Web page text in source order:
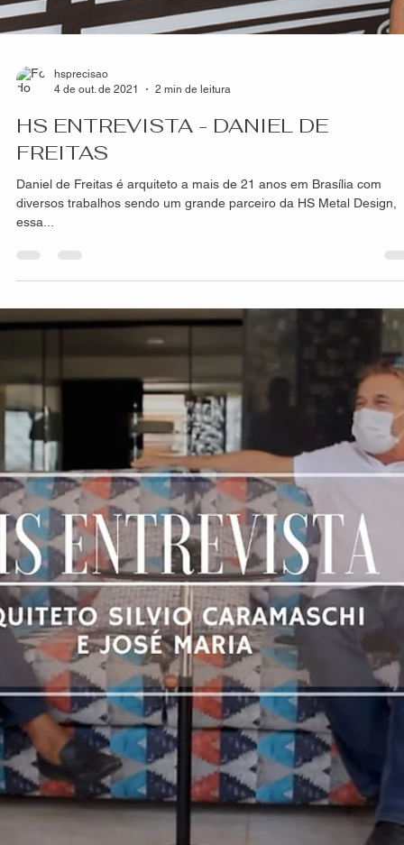
2 min de leitura
Diferença entre painéis inteiriços e
fracionados
Nossos painéis possuem diversas vantagens e características
diferentes, sempre buscando satisfazer o nosso cliente seja em
casa,...